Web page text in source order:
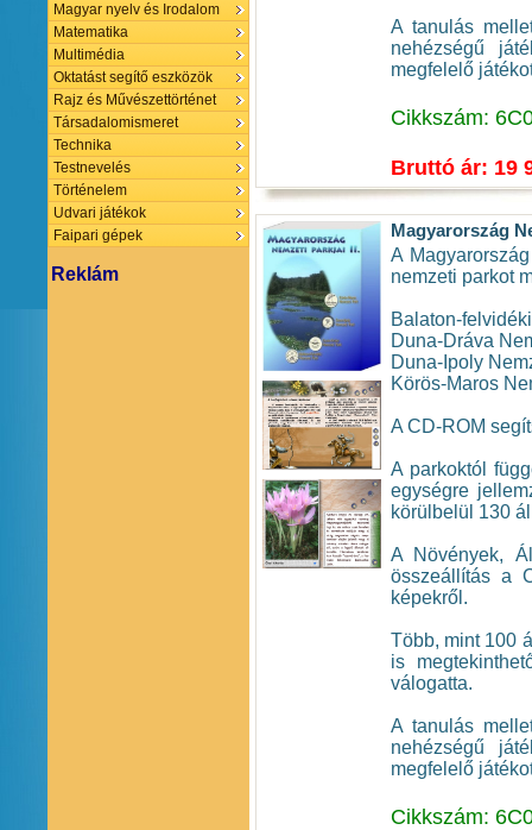
Magyar nyelv és Irodalom
Matematika
Multimédia
Oktatást segítő eszközök
Rajz és Művészettörténet
Társadalomismeret
Technika
Testnevelés
Történelem
Udvari játékok
Faipari gépek
Reklám
A tanulás
nehézségű
megfelelő
Cikkszám:
Bruttó ár: 19
Magyarország
A
nemzeti parkot
Balaton-
Duna-Dráva
Duna-Ipoly
Körös-Maros
A CD-ROM
A parkoktól
egységre
körülbelül 130
A Növények,
összeállítás a
képekről.
Több, mint 100
is
válogatta.
A tanulás
nehézségű
megfelelő
Cikkszám: